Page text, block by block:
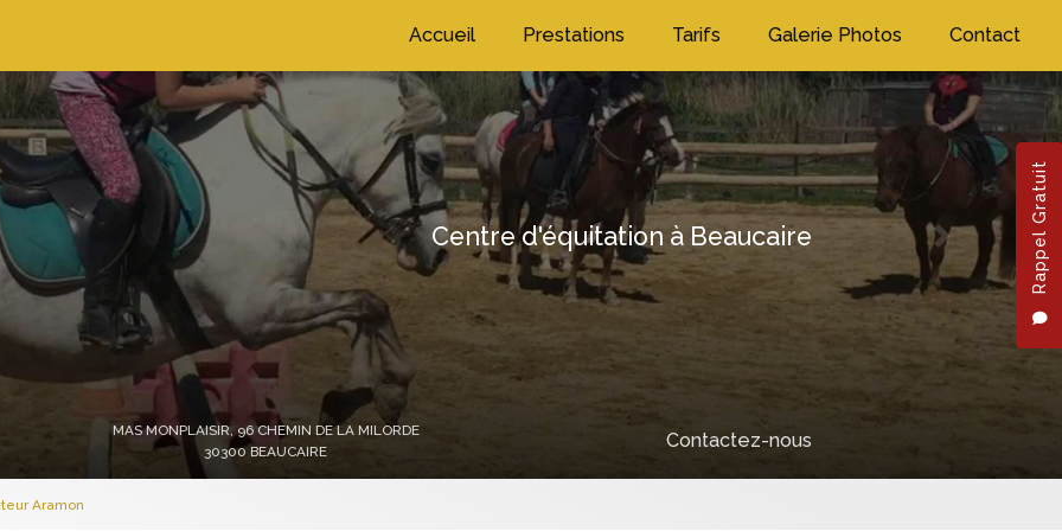
Rappel Gratuit
Accueil Prestations Tarifs Galerie Photos Contact
Centre d'équitation à Beaucaire
MAS MONPLAISIR, 96 CHEMIN DE LA MILORDE
30300 BEAUCAIRE
Contactez-nous
Next
Aramon